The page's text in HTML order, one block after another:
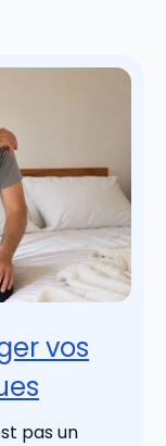
vos
pas un